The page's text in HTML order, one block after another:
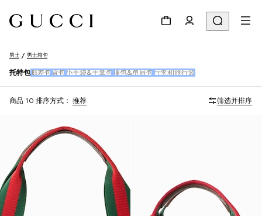
男士 男士箱包
托特包邮差包 背包 小手袋&手拿包 腰包&单肩包 行李和旅行袋
商品 10 排序方式： 推荐 筛选并排序